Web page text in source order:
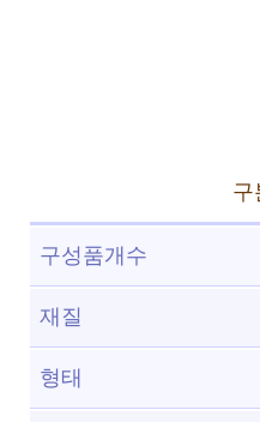
구
구성품개수
재질
형태